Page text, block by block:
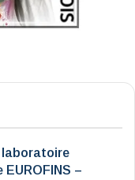
EUROFINS –